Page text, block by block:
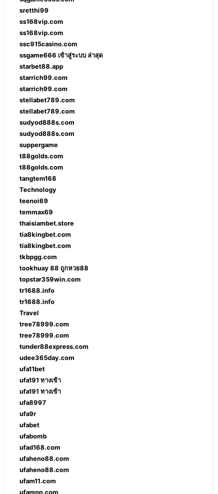
sretthi99
ss168vip.com
ss168vip.com
ssc915casino.com
ssgame666 เข้าสู่ระบบ ล่าสุด
starbet88.app
starrich99.com
starrich99.com
stellabet789.com
stellabet789.com
sudyod888s.com
sudyod888s.com
suppergame
t88golds.com
t88golds.com
tangtem168
Technology
teenoi69
temmax69
thaisiambet.store
tia8kingbet.com
tia8kingbet.com
tkbpgg.com
tookhuay 88 ถูกหวย88
topstar359win.com
tr1688.info
tr1688.info
Travel
tree78999.com
tree78999.com
tunder88express.com
udee365day.com
ufa11bet
ufa191 ทางเข้า
ufa191 ทางเข้า
ufa8997
ufa9r
ufabet
ufabomb
ufad168.com
ufaheno88.com
ufaheno88.com
ufam11.com
ufamnn.com